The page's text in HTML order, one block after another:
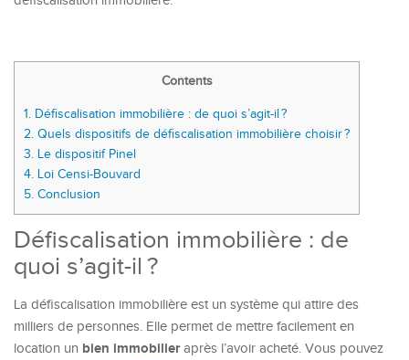
Contents
1. Défiscalisation immobilière : de quoi s’agit-il ?
2. Quels dispositifs de défiscalisation immobilière choisir ?
3. Le dispositif Pinel
4. Loi Censi-Bouvard
5. Conclusion
Défiscalisation immobilière : de
quoi s’agit-il ?
La défiscalisation immobilière est un système qui attire des
milliers de personnes. Elle permet de mettre facilement en
location un bien immobilieraprès l’avoir acheté. Vous pouvez